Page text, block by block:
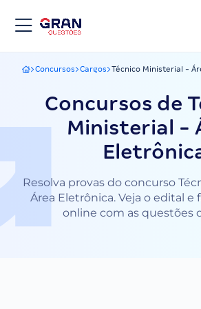
Gran Questões
Concursos Cargos Técnico Ministerial -
Concursos de
Ministerial -
Resolva provas do concurso
Área Eletrônica. Veja o edital e
online com as questões